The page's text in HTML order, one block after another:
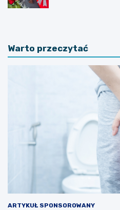
Warto przeczytać
ARTYKUŁ SPONSOROWANY